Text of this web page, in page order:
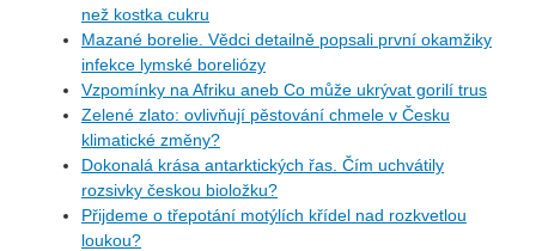
než kostka cukru
Mazané borelie. Vědci detailně popsali první okamžiky
infekce lymské boreliózy
Vzpomínky na Afriku aneb Co může ukrývat gorilí trus
Zelené zlato: ovlivňují pěstování chmele v Česku
klimatické změny?
Dokonalá krása antarktických řas. Čím uchvátily
rozsivky českou bioložku?
Přijdeme o třepotání motýlích křídel nad rozkvetlou
loukou?